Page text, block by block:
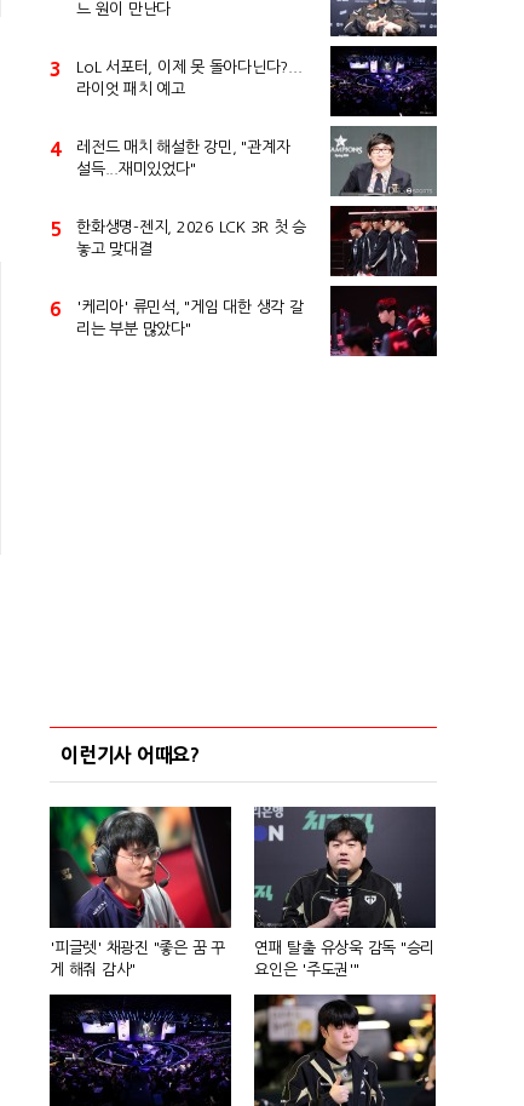
느 원이 만난다
3
LoL 서포터, 이제 못 돌아다닌다?...
라이엇 패치 예고
4
레전드 매치 해설한 강민, "관계자
설득...재미있었다"
5
한화생명-젠지, 2026 LCK 3R 첫 승
놓고 맞대결
6
'케리아' 류민석, "게임 대한 생각 갈
리는 부분 많았다"
이런기사 어때요?
'피글렛' 채광진 "좋은 꿈 꾸
게 해줘 감사"
연패 탈출 유상욱 감독 "승리
요인은 '주도권'"